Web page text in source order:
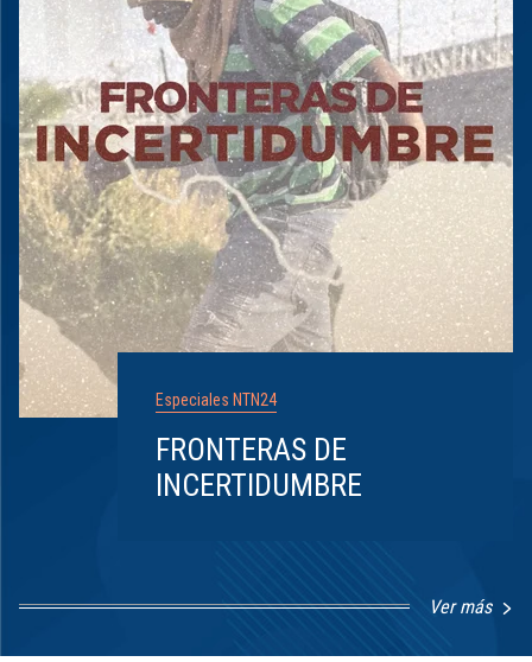
Especiales NTN24
FRONTERAS DE
INCERTIDUMBRE
Ver más